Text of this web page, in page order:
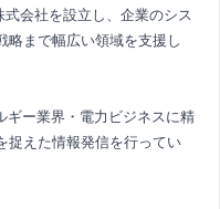
会社を設立し、企業のシス
略まで幅広い領域を支援し
ギー業界・電力ビジネスに精
捉えた情報発信を行ってい